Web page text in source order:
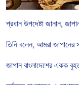
প্রধান উপদেষ্টা জানান,
তিনি বলেন, আমরা জাপানের
জাপান বাংলাদেশের একক